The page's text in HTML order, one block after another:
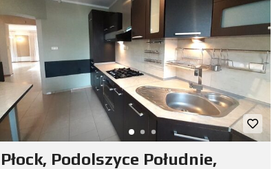
Płock, Podolszyce Południe,